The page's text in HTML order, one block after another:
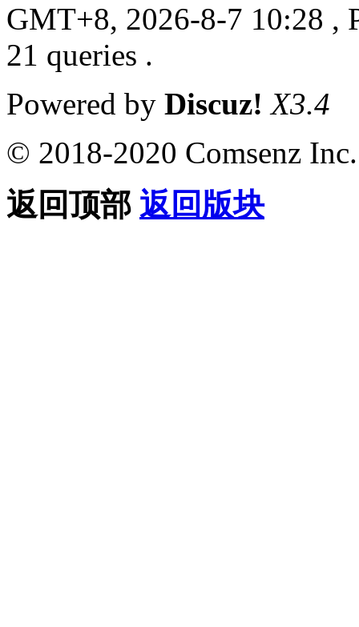
GMT+8, 2026-8-7 10:28 ,
21 queries .
Powered by Discuz! X3.4
© 2018-2020 Comsenz Inc.
返回顶部 返回版块